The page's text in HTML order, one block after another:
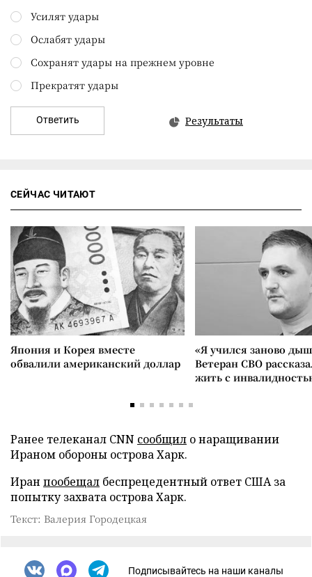
Усилят удары
Ослабят удары
Сохранят удары на прежнем уровне
Прекратят удары
Ответить Результаты
СЕЙЧАС ЧИТАЮТ
Япония и Корея вместе
обвалили американский доллар
«Я учился заново
Ветеран СВО
жить с
Ранее телеканал CNN сообщил о наращивании
Ираном обороны острова Харк.
Иран пообещал беспрецедентный ответ США за
попытку захвата острова Харк.
Текст: Валерия Городецкая
Подписывайтесь на наши каналы